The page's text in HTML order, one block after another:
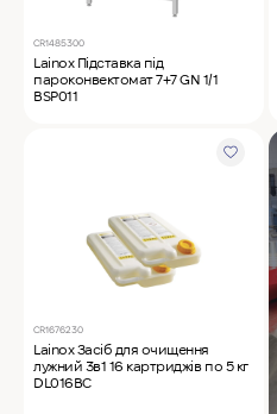
CR1485300
Lainox Підставка під
пароконвектомат 7+7 GN 1/1
BSP011
CR1676230
Lainox Засіб для очищення
лужний 3в1 16 картриджів по 5 кг
DL016BC